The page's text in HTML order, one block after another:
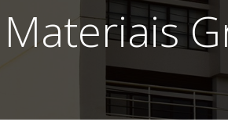
Materiais